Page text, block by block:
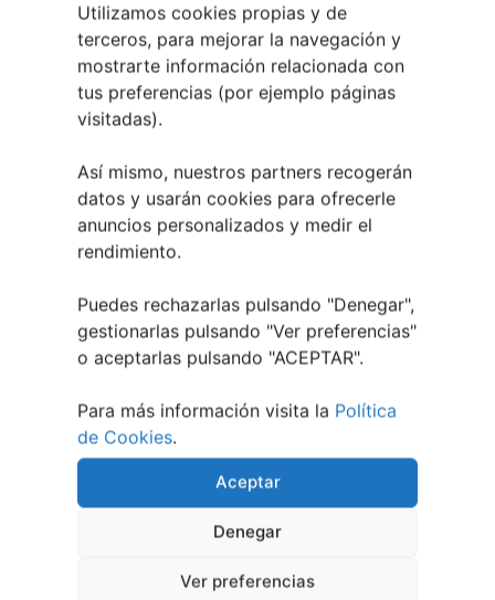
Utilizamos cookies propias y de
terceros, para mejorar la navegación y
mostrarte información relacionada con
tus preferencias (por ejemplo páginas
visitadas).
Así mismo, nuestros partners recogerán
datos y usarán cookies para ofrecerle
anuncios personalizados y medir el
rendimiento.
Puedes rechazarlas pulsando "Denegar",
gestionarlas pulsando "Ver preferencias"
o aceptarlas pulsando "ACEPTAR".
Para más información visita la Política
de Cookies.
Aceptar
Denegar
Ver preferencias
Así serán las Fiestas de la Peregrina 2026
agosto, 2026
El XXXII Festival Internacional de Jazz e Blues
de Pontevedra reunirá a grandes músicos del 3
al 7 de agosto